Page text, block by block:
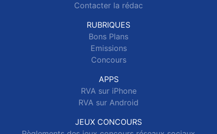
Contacter la rédac
RUBRIQUES
Bons Plans
Emissions
Concours
APPS
RVA sur iPhone
RVA sur Android
JEUX CONCOURS